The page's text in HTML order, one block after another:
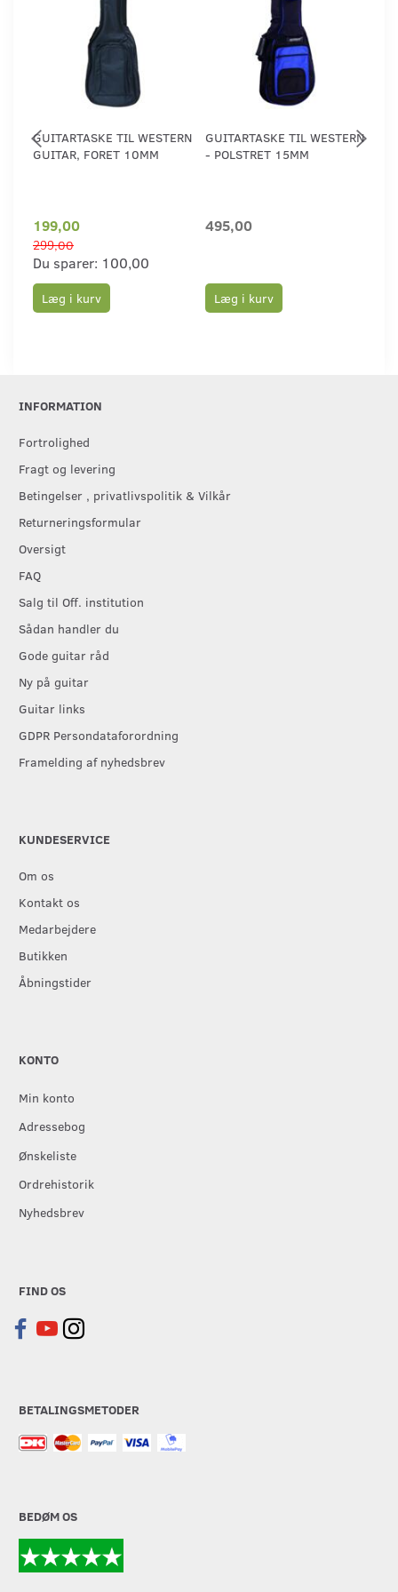
GUITARTASKE TIL WESTERN
GUITAR, FORET 10MM
199,00
299,00
Du sparer: 100,00
Læg i kurv
GUITARTASKE TIL WESTERN
- POLSTRET 15MM
495,00
Læg i kurv
INFORMATION
Fortrolighed
Fragt og levering
Betingelser , privatlivspolitik & Vilkår
Returneringsformular
Oversigt
FAQ
Salg til Off. institution
Sådan handler du
Gode guitar råd
Ny på guitar
Guitar links
GDPR Persondataforordning
Framelding af nyhedsbrev
KUNDESERVICE
Om os
Kontakt os
Medarbejdere
Butikken
Åbningstider
KONTO
Min konto
Adressebog
Ønskeliste
Ordrehistorik
Nyhedsbrev
FIND OS
BETALINGSMETODER
BEDØM OS